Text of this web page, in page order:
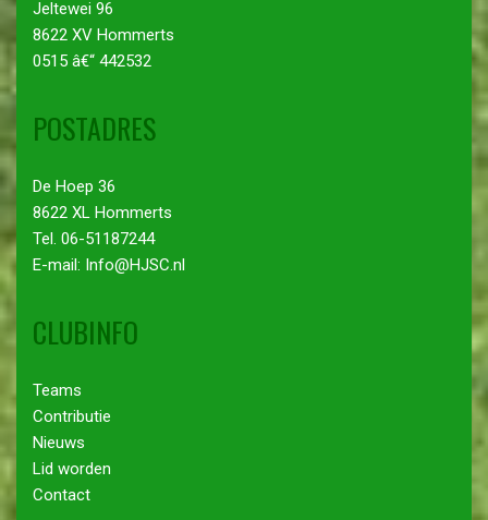
Jeltewei 96
8622 XV Hommerts
0515 â€“ 442532
POSTADRES
De Hoep 36
8622 XL Hommerts
Tel. 06-51187244
E-mail: Info@HJSC.nl
CLUBINFO
Teams
Contributie
Nieuws
Lid worden
Contact